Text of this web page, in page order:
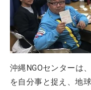
沖縄NGOセンターは
を自分事と捉え、地